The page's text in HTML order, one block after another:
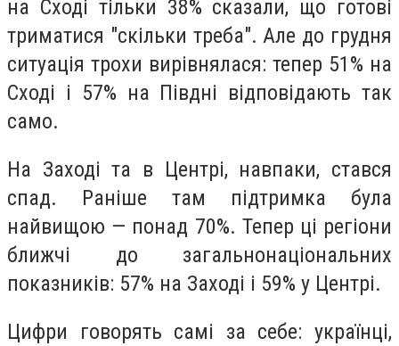
на Сході тільки 38% сказали, що готові
триматися "скільки треба". Але до грудня
ситуація трохи вирівнялася: тепер 51% на
Сході і 57% на Півдні відповідають так
само.
На Заході та в Центрі, навпаки, стався
спад. Раніше там підтримка була
найвищою — понад 70%. Тепер ці регіони
ближчі до загальнонаціональних
показників: 57% на Заході і 59% у Центрі.
Цифри говорять самі за себе: українці,